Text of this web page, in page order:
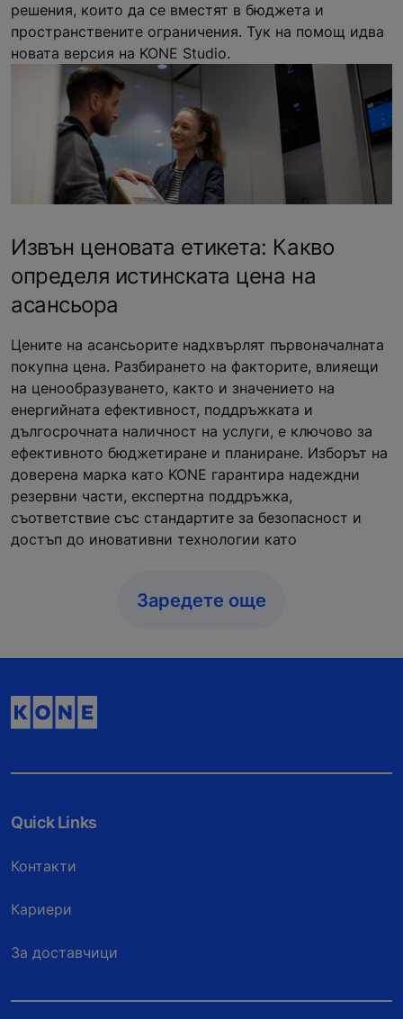
решения, които да се вместят в бюджета и
пространствените ограничения. Тук на помощ идва
новата версия на KONE Studio.
Извън ценовата етикета: Какво
определя истинската цена на
асансьора
Цените на асансьорите надхвърлят първоначалната
покупна цена. Разбирането на факторите, влияещи
на ценообразуването, както и значението на
енергийната ефективност, поддръжката и
дългосрочната наличност на услуги, е ключово за
ефективното бюджетиране и планиране. Изборът на
доверена марка като KONE гарантира надеждни
резервни части, експертна поддръжка,
съответствие със стандартите за безопасност и
достъп до иновативни технологии като
Заредете още
Quick Links
Контакти
Кариери
За доставчици